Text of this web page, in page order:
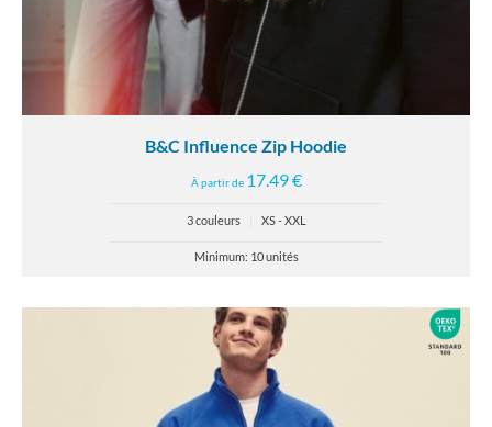
B&C Influence Zip Hoodie
À partir de 17.49 €
3 couleurs XS - XXL
Minimum: 10 unités